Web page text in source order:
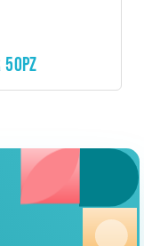
50PZ